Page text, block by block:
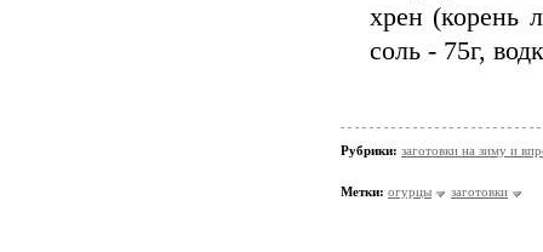
хрен (корень
соль - 75г,
Рубрики: заготовки на зиму и
Метки: огурцы заготовки